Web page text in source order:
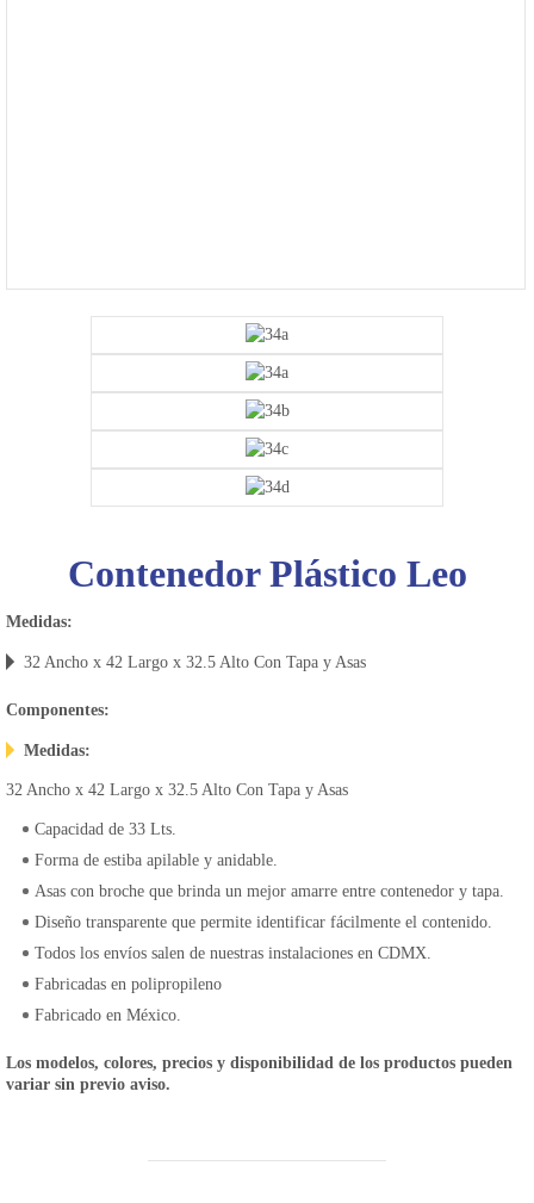
Contenedor Plástico Leo
Medidas:
32 Ancho x 42 Largo x 32.5 Alto Con Tapa y Asas
Componentes:
Medidas:
32 Ancho x 42 Largo x 32.5 Alto Con Tapa y Asas
Capacidad de 33 Lts.
Forma de estiba apilable y anidable.
Asas con broche que brinda un mejor amarre entre contenedor y tapa.
Diseño transparente que permite identificar fácilmente el contenido.
Todos los envíos salen de nuestras instalaciones en CDMX.
Fabricadas en polipropileno
Fabricado en México.
Los modelos, colores, precios y disponibilidad de los productos pueden
variar sin previo aviso.